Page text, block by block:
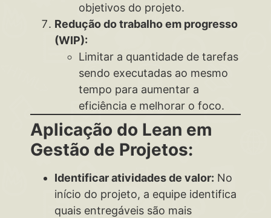
objetivos do projeto.
Redução do trabalho em progresso
(WIP):
Limitar a quantidade de tarefas
sendo executadas ao mesmo
tempo para aumentar a
eficiência e melhorar o foco.
Aplicação do Lean em
Gestão de Projetos:
Identificar atividades de valor: No
início do projeto, a equipe identifica
quais entregáveis são mais